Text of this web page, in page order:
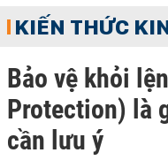
KIẾN THỨC
Bảo vệ khỏi
Protection) là
cần lưu ý